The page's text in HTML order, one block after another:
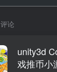
评论
unity3d
戏推币小